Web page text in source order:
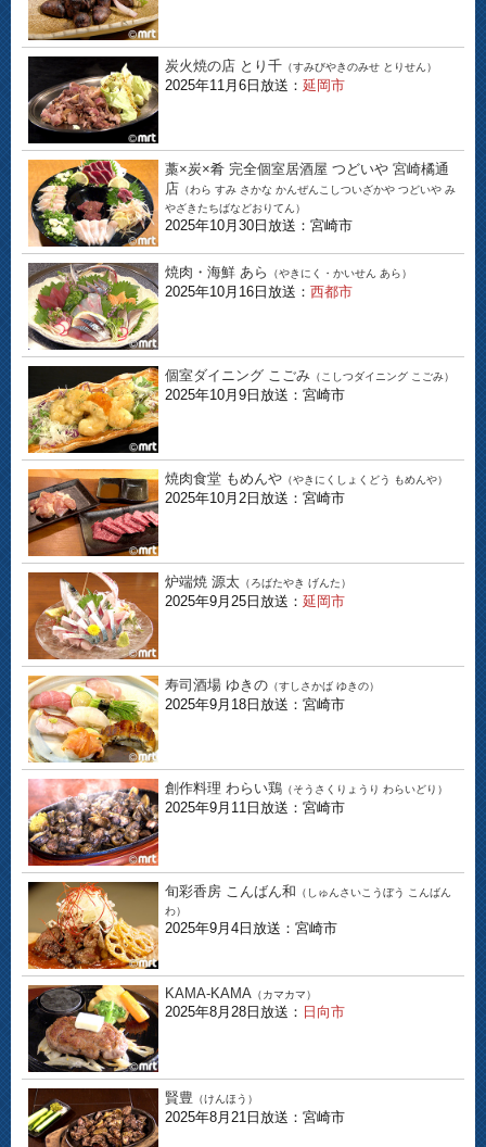
炭火焼の店 とり千 （すみびやきのみせ とりせん）
2025年11月6日放送： 延岡市
藁×炭×肴 完全個室居酒屋 つどいや 宮崎橘通
店 （わら すみ さかな かんぜんこしついざかや つどいや み
やざきたちばなどおりてん）
2025年10月30日放送：宮崎市
焼肉・海鮮 あら （やきにく・かいせん あら）
2025年10月16日放送： 西都市
個室ダイニング こごみ （こしつダイニング こごみ）
2025年10月9日放送：宮崎市
焼肉食堂 もめんや （やきにくしょくどう もめんや）
2025年10月2日放送：宮崎市
炉端焼 源太 （ろばたやき げんた）
2025年9月25日放送： 延岡市
寿司酒場 ゆきの （すしさかば ゆきの）
2025年9月18日放送：宮崎市
創作料理 わらい鶏 （そうさくりょうり わらいどり）
2025年9月11日放送：宮崎市
旬彩香房 こんばん和 （しゅんさいこうぼう こんばん
わ）
2025年9月4日放送：宮崎市
KAMA-KAMA （カマカマ）
2025年8月28日放送： 日向市
賢豊 （けんほう）
2025年8月21日放送：宮崎市